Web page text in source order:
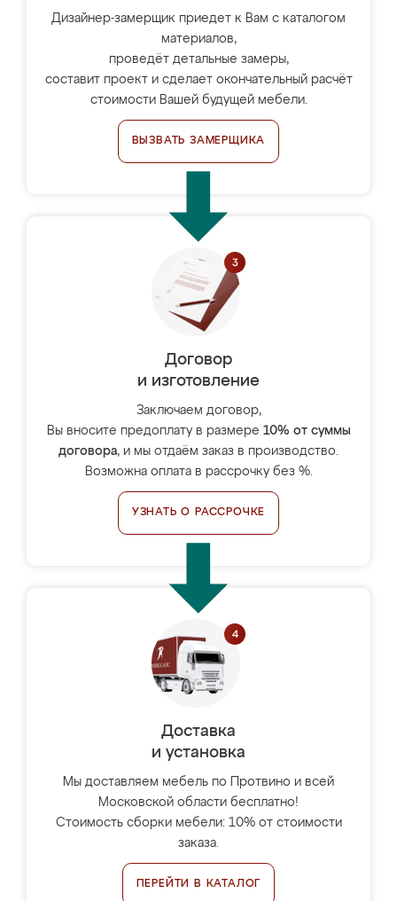
Дизайнер-замерщик приедет к Вам с каталогом
материалов,
проведёт детальные замеры,
составит проект и сделает окончательный расчёт
стоимости Вашей будущей мебели.
ВЫЗВАТЬ ЗАМЕРЩИКА
Договор
и изготовление
Заключаем договор,
Вы вносите предоплату в размере 10% от суммы
договора, и мы отдаём заказ в производство.
Возможна оплата в рассрочку без %.
УЗНАТЬ О РАССРОЧКЕ
Доставка
и установка
Мы доставляем мебель по Протвино и всей
Московской области бесплатно!
Стоимость сборки мебели: 10% от стоимости
заказа.
ПЕРЕЙТИ В КАТАЛОГ